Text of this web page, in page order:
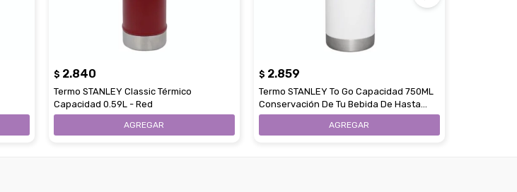
$ 2.840
Termo STANLEY Classic Térmico
Capacidad 0.59L - Red
$ 2.859
Termo STANLEY To Go Capacidad 750ML
Conservación De Tu Bebida De Hasta
20Hs - Polar